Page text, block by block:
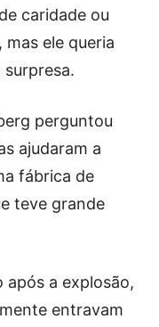
caridade ou
ele queria
perguntou
ajudaram a
fábrica de
teve grande
após a explosão,
entravam